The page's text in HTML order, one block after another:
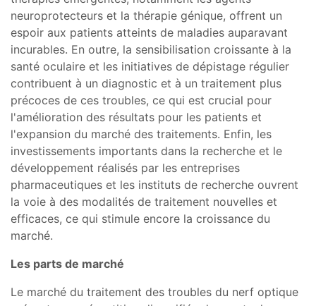
neuroprotecteurs et la thérapie génique, offrent un
espoir aux patients atteints de maladies auparavant
incurables. En outre, la sensibilisation croissante à la
santé oculaire et les initiatives de dépistage régulier
contribuent à un diagnostic et à un traitement plus
précoces de ces troubles, ce qui est crucial pour
l'amélioration des résultats pour les patients et
l'expansion du marché des traitements. Enfin, les
investissements importants dans la recherche et le
développement réalisés par les entreprises
pharmaceutiques et les instituts de recherche ouvrent
la voie à des modalités de traitement nouvelles et
efficaces, ce qui stimule encore la croissance du
marché.
Les parts de marché
Le marché du traitement des troubles du nerf optique